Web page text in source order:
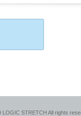
STRETCH All rights